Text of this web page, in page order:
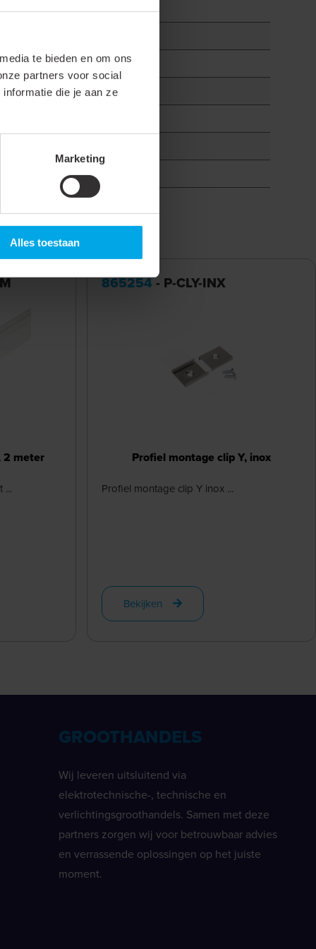
te bieden en om ons
partners voor social
die je aan ze
Marketing
Alles toestaan
2 meter
865254- P-CLY-INX
Profiel montage clip Y, inox
Profiel montage clip Y inox ...
Bekijken
GROOTHANDELS
Wij leveren uitsluitend via
elektrotechnische-, technische en
verlichtingsgroothandels. Samen met deze
partners zorgen wij voor betrouwbaar advies
en verrassende oplossingen op het juiste
moment.